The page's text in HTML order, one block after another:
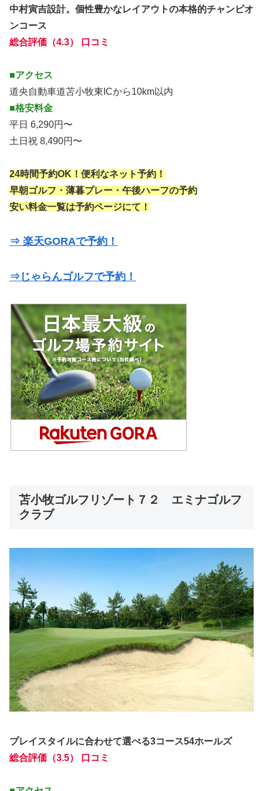
中村寅吉設計。個性豊かなレイアウトの本格的チャンピオ
ンコース
総合評価（4.3） 口コミ
■アクセス
道央自動車道苫小牧東ICから10km以内
■格安料金
平日 6,290円〜
土日祝 8,490円〜
24時間予約OK！便利なネット予約！
早朝ゴルフ・薄暮プレー・午後ハーフの予約
安い料金一覧は予約ページにて！
⇒ 楽天GORAで予約！
⇒じゃらんゴルフで予約！
苫小牧ゴルフリゾート７２ エミナゴルフ
クラブ
プレイスタイルに合わせて選べる3コース54ホールズ
総合評価（3.5） 口コミ